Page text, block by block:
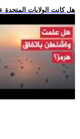
.. هل كانت الولايات المتحدة